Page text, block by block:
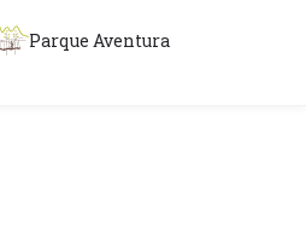
Parque Aventura